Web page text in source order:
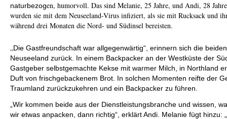
naturbezogen, humorvoll. Das sind Melanie, 25 Jahre, und Andi, 28
wurden sie mit dem Neuseeland-Virus infiziert, als sie mit Rucksack und
während drei Monaten die Nord- und Südinsel bereisten.
„Die Gastfreundschaft war allgegenwärtig“, erinnern sich die
Neuseeland zurück. In einem Backpacker an der Westküste der
Gastgeber selbstgemachte Kekse mit warmer Milch, in Northland
Duft von frischgebackenem Brot. In solchen Momenten reifte der
Traumland zurückzukehren und ein Backpacker zu führen.
„Wir kommen beide aus der Dienstleistungsbranche und wissen,
wir etwas anpacken, dann richtig“, erklärt Andi. Melanie fügt hinzu: